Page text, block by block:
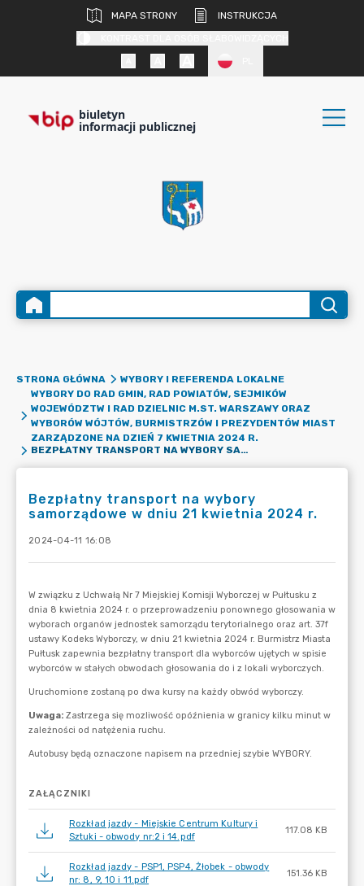
MAPA STRONY
INSTRUKCJA
biuletyn
informacji publicznej
STRONA GŁÓWNA
WYBORY I REFERENDA LOKALNE
WYBORY DO RAD GMIN, RAD POWIATÓW, SEJMIKÓW
WOJEWÓDZTW I RAD DZIELNIC M.ST. WARSZAWY ORAZ
WYBORÓW WÓJTÓW, BURMISTRZÓW I PREZYDENTÓW MIAST
ZARZĄDZONE NA DZIEŃ 7 KWIETNIA 2024 R.
BEZPŁATNY TRANSPORT NA WYBORY SAMORZĄDOWE W DNIU 21 KWIETNIA 2024 R.
Bezpłatny transport na wybory
samorządowe w dniu 21 kwietnia 2024 r.
2024-04-11 16:08
ZAŁĄCZNIKI
Rozkład jazdy - Miejskie Centrum Kultury i
Sztuki - obwody nr:2 i 14.pdf
117.08 KB
Rozkład jazdy - PSP1, PSP4, Żłobek - obwody
nr: 8, 9, 10 i 11.pdf
151.36 KB